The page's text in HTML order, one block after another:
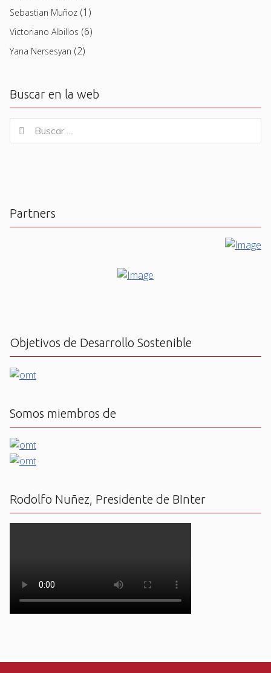
Sebastian Muñoz (1)
Victoriano Albillos (6)
Yana Nersesyan (2)
Buscar en la web
for:
Buscar
Partners
Objetivos de Desarrollo Sostenible
Somos miembros de
Rodolfo Nuñez, Presidente de BInter